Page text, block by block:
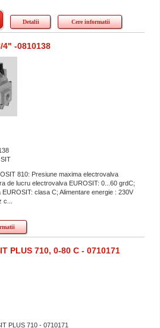
Detalii Cere informatii
4" -0810138
810: Presiune maxima electrovalva
de lucru electrovalva EUROSIT: 0...60 grdC;
clasa C; Alimentare energie : 230V
PLUS 710, 0-80 C - 0710171
PLUS 710 - 0710171